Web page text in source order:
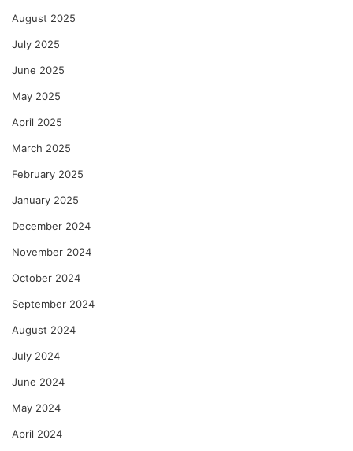
August 2025
July 2025
June 2025
May 2025
April 2025
March 2025
February 2025
January 2025
December 2024
November 2024
October 2024
September 2024
August 2024
July 2024
June 2024
May 2024
April 2024